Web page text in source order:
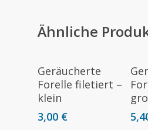
Ähnliche
Weiterlesen
Geräucherte
Forelle filetiert –
klein
3,00 €